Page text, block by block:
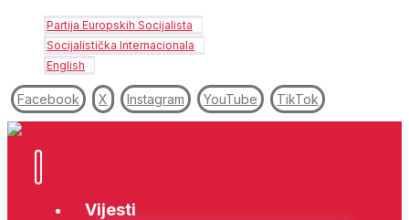
Partija Europskih Socijalista
Socijalistička Internacionala
English
Facebook X Instagram YouTube TikTok
Vijesti